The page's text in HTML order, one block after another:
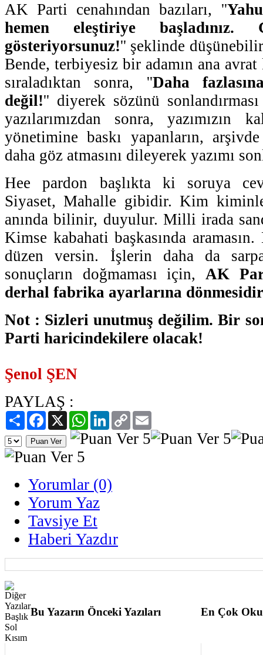
AK Parti cenahından bazıları, ''
hemen eleştiriye başladınız.
gösteriyorsunuz!'' şeklinde
Bende, terbiyesiz bir adamın ana
sıraladıktan sonra, ''Daha
değil!'' diyerek sözünü
yazılarımızdan sonra, yazımızın
yönetimine baskı yapanların,
daha göz atmasını dileyerek yazımı
Hee pardon başlıkta ki soruya
Siyaset, Mahalle gibidir. Kim
anında bilinir, duyulur. Milli irada
Kimse kabahati başkasında
düzen versin. İşlerin daha da
sonuçların doğmaması için, AK
derhal fabrika ayarlarına
Not : Sizleri unutmuş değilim. Bir
Parti haricindekilere olacak!
Şenol ŞEN
PAYLAŞ :
PaylaşFacebook
X WhatsAppLinkedIn
Copy
Link
Yorumlar (0)
Yorum Yaz
Tavsiye Et
Haberi Yazdır
Bu Yazarın Önceki Yazıları En Çok